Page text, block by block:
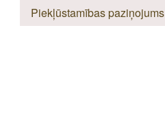
Piekļūstamības paziņojums